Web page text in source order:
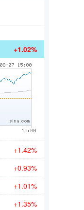
+1.02%
+1.42%
+0.93%
+1.01%
+1.35%